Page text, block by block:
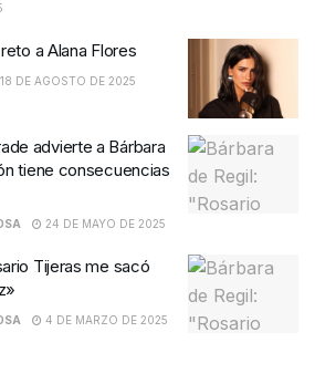
a Alana Flores
18 DE AGOSTO DE 2025
advierte a Bárbara
tiene consecuencias
24 DE MAYO DE 2025
Tijeras me sacó
4 DE MARZO DE 2025